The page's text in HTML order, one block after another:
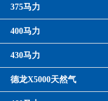
375马力
400马力
430马力
德龙X5000天然气